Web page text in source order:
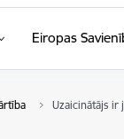
Eiropas
Uzaicinātājs ir